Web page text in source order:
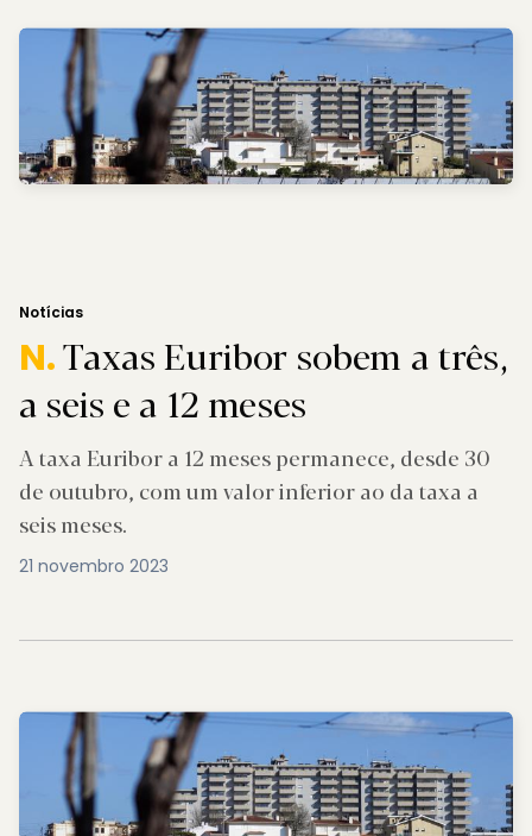
Notícias
N.Taxas Euribor sobem a três,
a seis e a 12 meses
A taxa Euribor a 12 meses permanece, desde 30
de outubro, com um valor inferior ao da taxa a
seis meses.
21 novembro 2023